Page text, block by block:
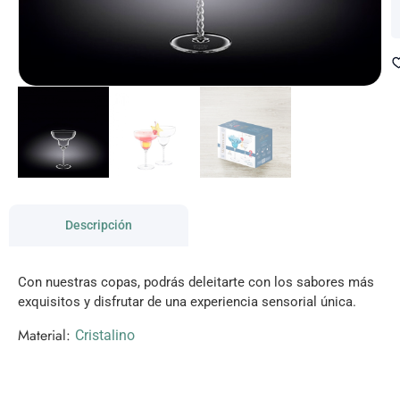
Descripción
Con nuestras copas, podrás deleitarte con los sabores más
exquisitos y disfrutar de una experiencia sensorial única.
Material: Cristalino